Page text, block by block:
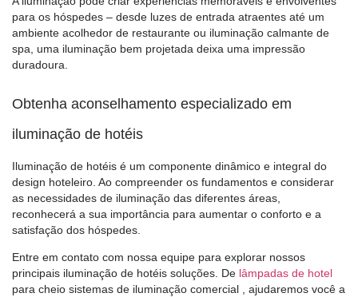
para os hóspedes – desde luzes de entrada atraentes até um
ambiente acolhedor de restaurante ou iluminação calmante de
spa, uma iluminação bem projetada deixa uma impressão
duradoura.
Obtenha aconselhamento especializado em
iluminação de hotéis
Iluminação de hotéis é um componente dinâmico e integral do
design hoteleiro. Ao compreender os fundamentos e considerar
as necessidades de iluminação das diferentes áreas,
reconhecerá a sua importância para aumentar o conforto e a
satisfação dos hóspedes.
Entre em contato com nossa equipe para explorar nossos
principais iluminação de hotéis soluções. De lâmpadas de hotel
para cheio sistemas de iluminação comercial , ajudaremos você a